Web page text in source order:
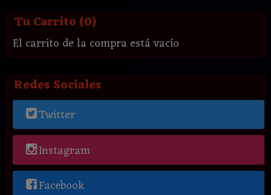
Tu Carrito (0)
El carrito de la compra está vacío
Redes Sociales
Twitter
Instagram
Facebook